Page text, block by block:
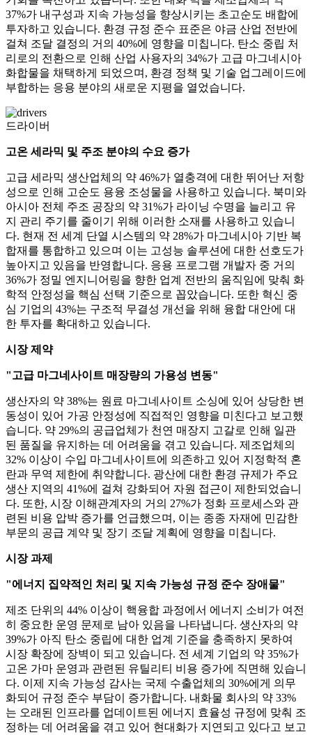
37%가 내구성과 지속 가능성을 향상시키는 초고순도 배합에
투자하고 있습니다. 환경 규정 준수 표준은 야금 산업 전반에
걸쳐 조달 결정의 거의 40%에 영향을 미칩니다. 탄소 중립 처
리로의 전환으로 인해 산업 사용자의 34%가 고급 마그네시아
화합물을 채택하게 되었으며, 환경 정책 및 기술 업그레이드에
부합하는 응용 분야의 새로운 지평을 열었습니다.
드라이버
고온 세라믹 및 주조 분야의 수요 증가
고급 세라믹 생산업체의 약 46%가 열충격에 대한 뛰어난 저항
성으로 인해 고순도 용융 조성물을 사용하고 있습니다. 북미와
아시아 전체 주조 공장의 약 31%가 라이닝 수명을 늘리고 유
지 관리 주기를 줄이기 위해 이러한 소재를 사용하고 있습니
다. 현재 전 세계 단열 시스템의 약 28%가 마그네시아 기반 복
합재를 통합하고 있으며 이는 고성능 솔루션에 대한 선호도가
높아지고 있음을 반영합니다. 응용 프로그램 개발자 중 거의
36%가 정밀 엔지니어링을 향한 업계 전반의 움직임에 맞춰 화
학적 안정성을 핵심 선택 기준으로 꼽았습니다. 또한 혁신 중
심 기업의 43%는 구조적 무결성 개선을 위해 융합 대안에 대
한 투자를 확대하고 있습니다.
시장 제약
"고급 마그네사이트 매장량의 가용성 변동"
생산자의 약 38%는 원료 마그네사이트 소싱에 있어 상당한 변
동성이 있어 가공 안정성에 직접적인 영향을 미친다고 보고했
습니다. 약 29%의 공급업체가 천연 매장지 고갈로 인해 일관
된 품질을 유지하는 데 어려움을 겪고 있습니다. 제조업체의
32% 이상이 수입 마그네사이트에 의존하고 있어 지정학적 혼
란과 무역 제한에 취약합니다. 광산에 대한 환경 규제가 주요
생산 지역의 41%에 걸쳐 강화되어 자원 접근이 제한되었습니
다. 또한, 시장 이해관계자의 거의 27%가 정화 프로세스와 관
련된 비용 압박 증가를 언급했으며, 이는 종종 자재에 민감한
부문의 공급 계약 및 장기 조달 계획에 영향을 미칩니다.
시장 과제
"에너지 집약적인 처리 및 지속 가능성 규정 준수 장애물"
제조 단위의 44% 이상이 핵융합 과정에서 에너지 소비가 여전
히 중요한 운영 문제로 남아 있음을 나타냅니다. 생산자의 약
39%가 아직 탄소 중립에 대한 업계 기준을 충족하지 못하여
시장 확장에 장벽이 되고 있습니다. 전 세계 기업의 약 35%가
고온 가마 운영과 관련된 유틸리티 비용 증가에 직면해 있습니
다. 이제 지속 가능성 감사는 국제 수출업체의 30%에게 의무
화되어 규정 준수 부담이 증가합니다. 내화물 회사의 약 33%
는 오래된 인프라를 업데이트된 에너지 효율성 규정에 맞춰 조
정하는 데 어려움을 겪고 있어 현대화가 지연되고 있다고 보고